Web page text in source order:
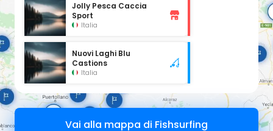
Jolly Pesca Caccia
Sport
Italia
Nuovi Laghi Blu
Castions
Italia
Vai alla mappa di Fishsurfing